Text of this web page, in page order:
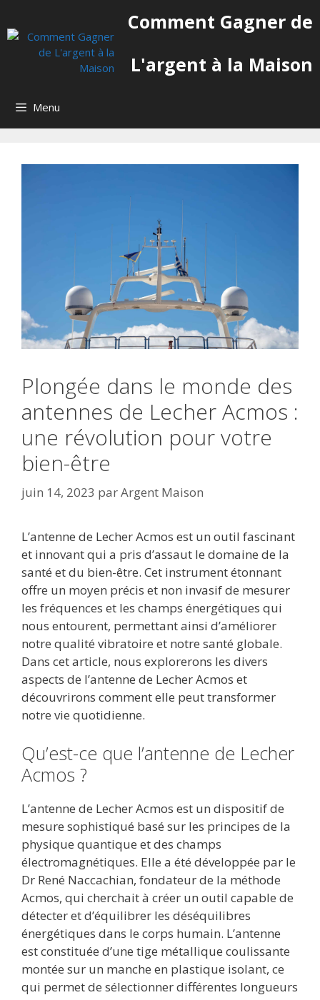
au
contenu
Comment Gagner de
L'argent à la Maison
Menu
Plongée dans le monde des
antennes de Lecher Acmos :
une révolution pour votre
bien-être
juin 14, 2023 parArgent Maison
L’antenne de Lecher Acmos est un outil fascinant
et innovant qui a pris d’assaut le domaine de la
santé et du bien-être. Cet instrument étonnant
offre un moyen précis et non invasif de mesurer
les fréquences et les champs énergétiques qui
nous entourent, permettant ainsi d’améliorer
notre qualité vibratoire et notre santé globale.
Dans cet article, nous explorerons les divers
aspects de l’antenne de Lecher Acmos et
découvrirons comment elle peut transformer
notre vie quotidienne.
Qu’est-ce que l’antenne de Lecher
Acmos ?
L’antenne de Lecher Acmos est un dispositif de
mesure sophistiqué basé sur les principes de la
physique quantique et des champs
électromagnétiques. Elle a été développée par le
Dr René Naccachian, fondateur de la méthode
Acmos, qui cherchait à créer un outil capable de
détecter et d’équilibrer les déséquilibres
énergétiques dans le corps humain. L’antenne
est constituée d’une tige métallique coulissante
montée sur un manche en plastique isolant, ce
qui permet de sélectionner différentes longueurs